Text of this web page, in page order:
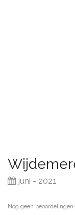
juni - 2021
Nog geen beoordelingen·